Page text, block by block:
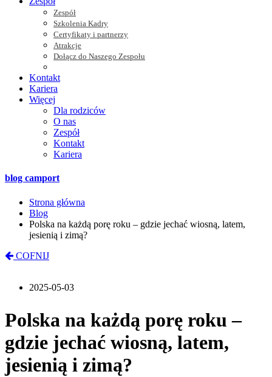
Zespół
Szkolenia Kadry
Certyfikaty i partnerzy
Atrakcje
Dołącz do Naszego Zespołu
Kontakt
Kariera
Więcej
Dla rodziców
O nas
Zespół
Kontakt
Kariera
blog camport
Strona główna
Blog
Polska na każdą porę roku – gdzie jechać wiosną, latem,
jesienią i zimą?
COFNIJ
2025-05-03
Polska na każdą porę roku –
gdzie jechać wiosną, latem,
jesienią i zimą?